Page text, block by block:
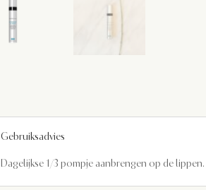
Gebruiksadvies
Dagelijkse 1/3 pompje aanbrengen op de lippen.